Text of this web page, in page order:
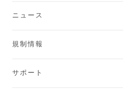
ニュース
規制情報
サポート